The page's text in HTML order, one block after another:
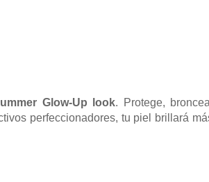
Glow-Up look.
Protege,
perfeccionadores, tu piel brillará